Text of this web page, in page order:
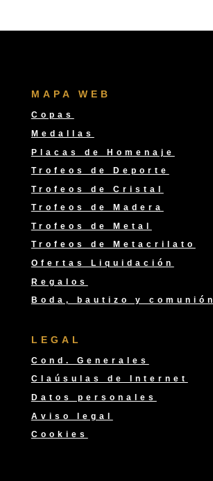
MAPA WEB
Copas
Medallas
Placas de Homenaje
Trofeos de Deporte
Trofeos de Cristal
Trofeos de Madera
Trofeos de Metal
Trofeos de Metacrilato
Ofertas Liquidación
Regalos
Boda, bautizo y comunión
LEGAL
Cond. Generales
Claúsulas de Internet
Datos personales
Aviso legal
Cookies